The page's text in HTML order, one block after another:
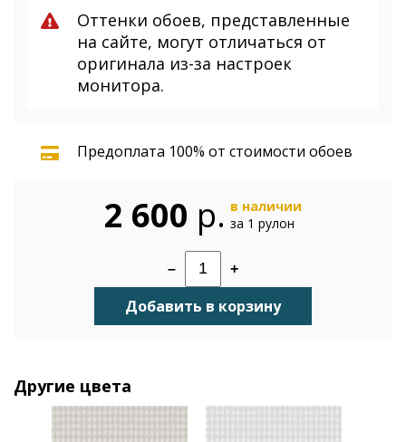
Оттенки обоев, представленные
на сайте, могут отличаться от
оригинала из-за настроек
монитора.
Предоплата 100% от стоимости обоев
2 600 р. в наличии
за 1 рулон
– +
Добавить в корзину
Другие цвета